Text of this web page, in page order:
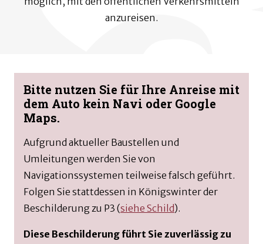
anzureisen.
Bitte nutzen Sie für Ihre Anreise mit
dem Auto kein Navi oder Google
Maps.
Aufgrund aktueller Baustellen und
Umleitungen werden Sie von
Navigationssystemen teilweise falsch geführt.
Folgen Sie stattdessen in Königswinter der
Beschilderung zu P3 (siehe Schild).
Diese Beschilderung führt Sie zuverlässig zu